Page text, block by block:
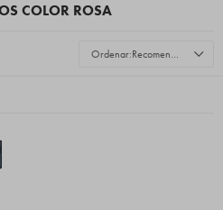
COLOR ROSA
Recomendados